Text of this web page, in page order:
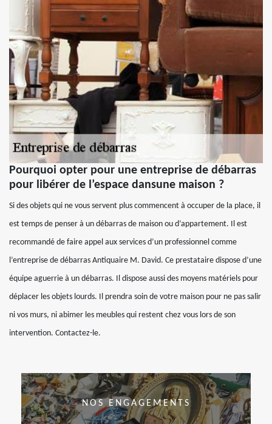
Pourquoi opter pour une entreprise de débarras
pour libérer de l’espace dansune maison ?
Si des objets qui ne vous servent plus commencent à occuper de la place, il
est temps de penser à un débarras de maison ou d’appartement. Il est
recommandé de faire appel aux services d’un professionnel comme
l’entreprise de débarras Antiquaire M. David. Ce prestataire dispose d’une
équipe aguerrie à un débarras. Il dispose aussi des moyens matériels pour
déplacer les objets lourds. Il prendra soin de votre maison pour ne pas salir
ni vos murs, ni abimer les meubles qui restent chez vous lors de son
intervention. Contactez-le.
NOS ENGAGEMENTS